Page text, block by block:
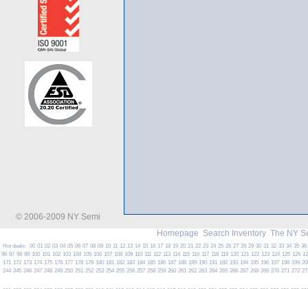
© 2006-2009 NY Semi
Homepage Search Inventory The NY
Hot deals: 00 01 02 03 04 05 06 07 08 09 10 11 12 13 14 15 16 17 18 19 20 21 22 23 24 25 26 27 28 29 30 31 32 33 34 35 36
96 97 98 99 100 101 102 103 104 105 106 107 108 109 110 111 112 113 114 115 116 117 118 119 120 121 122 123 124 125 126
171 172 173 174 175 176 177 178 179 180 181 182 183 184 185 186 187 188 189 190 191 192 193 194 195 196 197 198 199
244 245 246 247 248 249 250 251 252 253 254 255 256 257 258 259 260 261 262 263 264 265 266 267 268 269 270 271 272